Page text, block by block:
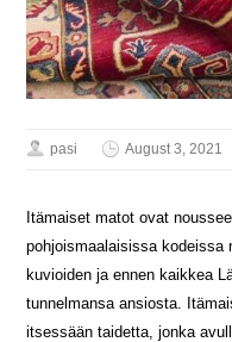
pasi August 3, 2021
Itämaiset matot ovat
pohjoismaalaisissa kodeissa
kuvioiden ja ennen kaikkea
tunnelmansa ansiosta.
itsessään taidetta, jonka